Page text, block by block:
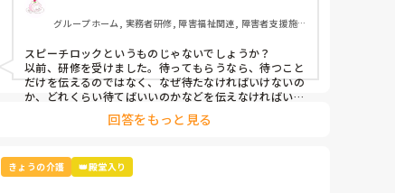
グループホーム, 実務者研修, 障害福祉関連, 障害者支援施
スピーチロックというものじゃないでしょうか？
以前、研修を受けました。待ってもらうなら、待つこと
だけを伝えるのではなく、なぜ待たなければいけないの
か、どれくらい待てばいいのかなどを伝えなければいけ
例えば、「今、〜さんのお手伝いしてるから終わったら
忙しくて難しいときもありますけどね。
回答をもっと見る
きょうの介護 👑殿堂入り